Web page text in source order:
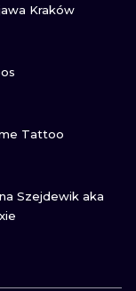
Kraków
Tattoo
Szejdewik aka